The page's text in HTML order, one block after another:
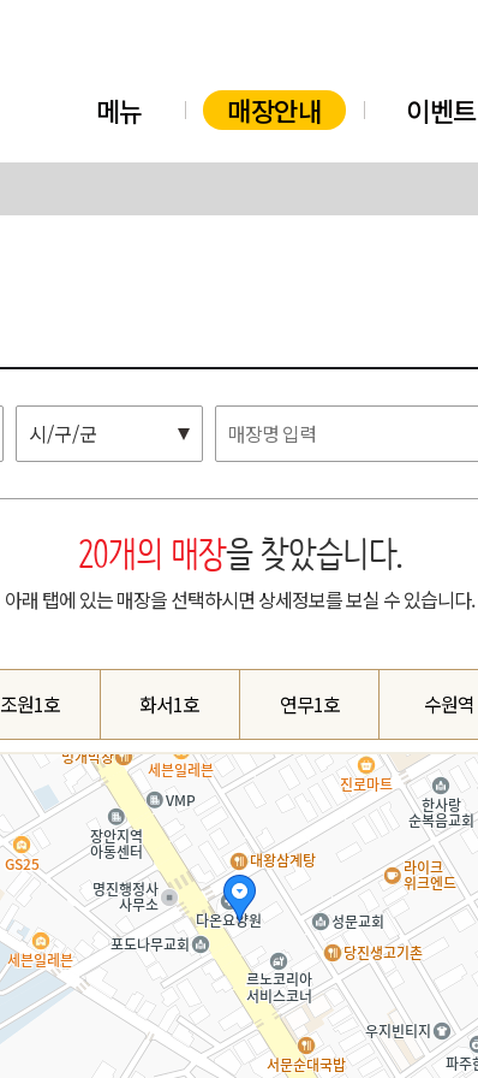
메뉴 매장안내 이벤트
시/구/군
20개의 매장을 찾았습니다.
아래 탭에 있는 매장을 선택하시면 상세정보를 보실 수 있습니다.
조원1호 화서1호 연무1호 수원역